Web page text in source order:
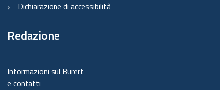
Dichiarazione di accessibilità
Redazione
Informazioni sul Burert
e contatti